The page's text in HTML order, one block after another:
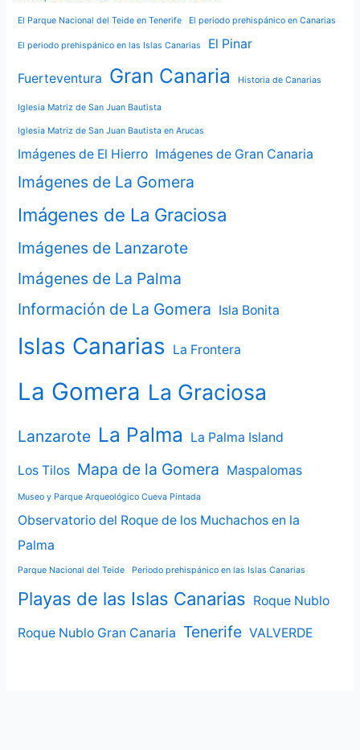
El Parque Nacional del Teide en Tenerife El periodo prehispánico en Canarias
El periodo prehispánico en las Islas Canarias El Pinar
Fuerteventura Gran Canaria Historia de Canarias
Iglesia Matriz de San Juan Bautista
Iglesia Matriz de San Juan Bautista en Arucas
Imágenes de El Hierro Imágenes de Gran Canaria
Imágenes de La Gomera
Imágenes de La Graciosa
Imágenes de Lanzarote
Imágenes de La Palma
Información de La Gomera Isla Bonita
Islas Canarias La Frontera
La Gomera La Graciosa
Lanzarote La Palma La Palma Island
Los Tilos Mapa de la Gomera Maspalomas
Museo y Parque Arqueológico Cueva Pintada
Observatorio del Roque de los Muchachos en la
Palma
Parque Nacional del Teide Periodo prehispánico en las Islas Canarias
Playas de las Islas Canarias Roque Nublo
Roque Nublo Gran Canaria Tenerife VALVERDE